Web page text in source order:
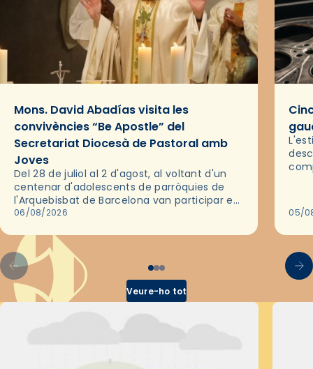
Mons. David Abadías visita les
convivències “Be Apostle” del
Secretariat Diocesà de Pastoral amb
Joves
Del 28 de juliol al 2 d'agost, al voltant d'un
centenar d'adolescents de parròquies de
l'Arquebisbat de Barcelona van participar en
les convivències Be Apostle, organitzades
06/08/2026 05/
Veure-ho tot